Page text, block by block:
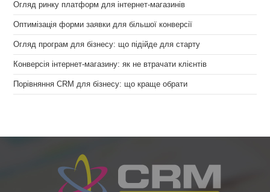
Огляд ринку платформ для інтернет-магазинів
Оптимізація форми заявки для більшої конверсії
Огляд програм для бізнесу: що підійде для старту
Конверсія інтернет-магазину: як не втрачати клієнтів
Порівняння CRM для бізнесу: що краще обрати